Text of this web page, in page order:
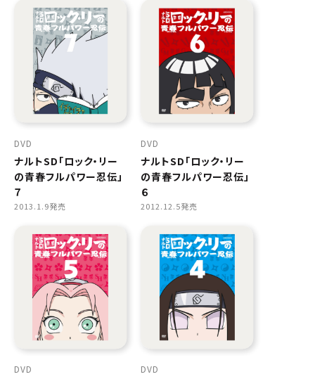
DVD
ナルトSD「ロック・リー
の青春フルパワー忍伝」
７
2013.1.9発売
DVD
ナルトSD「ロック・リー
の青春フルパワー忍伝」
６
2012.12.5発売
DVD DVD